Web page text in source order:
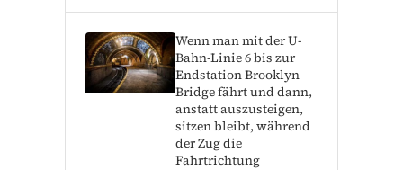
Wenn man mit der U-
Bahn-Linie 6 bis zur
Endstation Brooklyn
Bridge fährt und dann,
anstatt auszusteigen,
sitzen bleibt, während
der Zug die
Fahrtrichtung